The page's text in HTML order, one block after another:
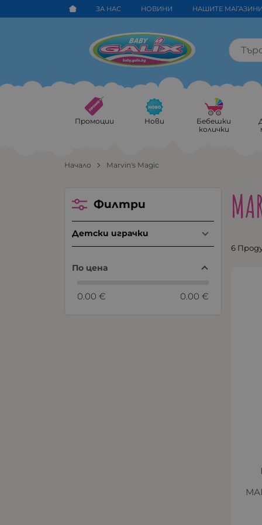
ЗА НАС НОВИНИ НАШИТЕ МАГАЗИНИ
Промоции Нови
Бебешки
колички
Начало Marvin's Magic
6
Филтри
Детски играчки
По цена
0.00 € 0.00 €